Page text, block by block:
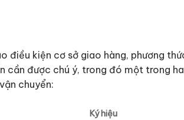
điều kiện cơ sở giao hàng, phương
cần được chú ý, trong đó một trong
chuyển:
Ký hiệu